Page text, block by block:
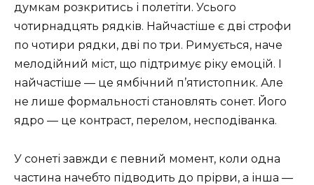
думкам розкритись і полетіти. Усього
чотирнадцять рядків. Найчастіше є дві строфи
по чотири рядки, дві по три. Римується, наче
мелодійний міст, що підтримує ріку емоцій. І
найчастіше — це ямбічний п’ятистопник. Але
не лише формальності становлять сонет. Його
ядро — це контраст, перелом, несподіванка.
У сонеті завжди є певний момент, коли одна
частина начебто підводить до прірви, а інша —